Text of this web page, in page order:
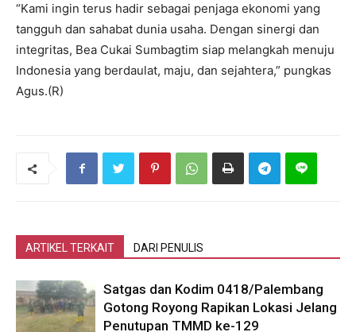
“Kami ingin terus hadir sebagai penjaga ekonomi yang
tangguh dan sahabat dunia usaha. Dengan sinergi dan
integritas, Bea Cukai Sumbagtim siap melangkah menuju
Indonesia yang berdaulat, maju, dan sejahtera,” pungkas
Agus.(R)
ARTIKEL TERKAIT DARI PENULIS
Satgas dan Kodim 0418/Palembang
Gotong Royong Rapikan Lokasi Jelang
Penutupan TMMD ke-129